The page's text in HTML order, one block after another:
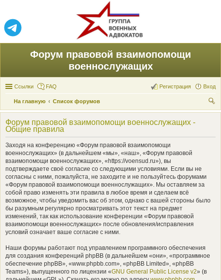
Форум правовой взаимопомощи
военнослужащих
Ссылки FAQ Вход
Регистрация
На главную
Список форумов
ои
Форум правовой взаимопомощи военнослужащих -
Общие правила
Заходя на конференцию «Форум правовой взаимопомощи
военнослужащих» (в дальнейшем «мы», «наш», «Форум правовой
взаимопомощи военнослужащих», «https://voensud.ru»), вы
подтверждаете своё согласие со следующими условиями. Если вы не
согласны с ними, пожалуйста, не заходите и не пользуйтесь форумами
«Форум правовой взаимопомощи военнослужащих». Мы оставляем за
собой право изменять эти правила в любое время и сделаем всё
возможное, чтобы уведомить вас об этом, однако с вашей стороны было
бы разумным регулярно просматривать этот текст на предмет
изменений, так как использование конференции «Форум правовой
взаимопомощи военнослужащих» после обновления/исправления
условий означает ваше согласие с ними.
Наши форумы работают под управлением программного обеспечения
для создания конференций phpBB (в дальнейшем «они», «программное
обеспечение phpBB», «www.phpbb.com», «phpBB Limited», «phpBB
Teams»), выпущенного по лицензии «GNU General Public License v2» (в